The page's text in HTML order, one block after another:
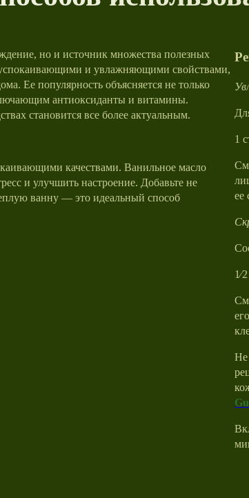
но и источник множества полезных
и увлажняющими свойствами,
Ее популярность объясняется не только
антиоксиданты и витамины.
становится все более актуальным.
качествами. Ванильное масло
и улучшить настроение. Добавьте не
ванну — это идеальный способ
1
ее
Не